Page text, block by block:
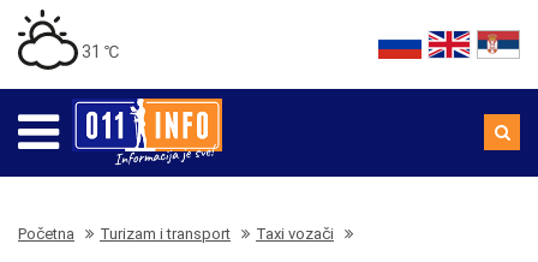
31 ℃
Početna Turizam i transport Taxi vozači